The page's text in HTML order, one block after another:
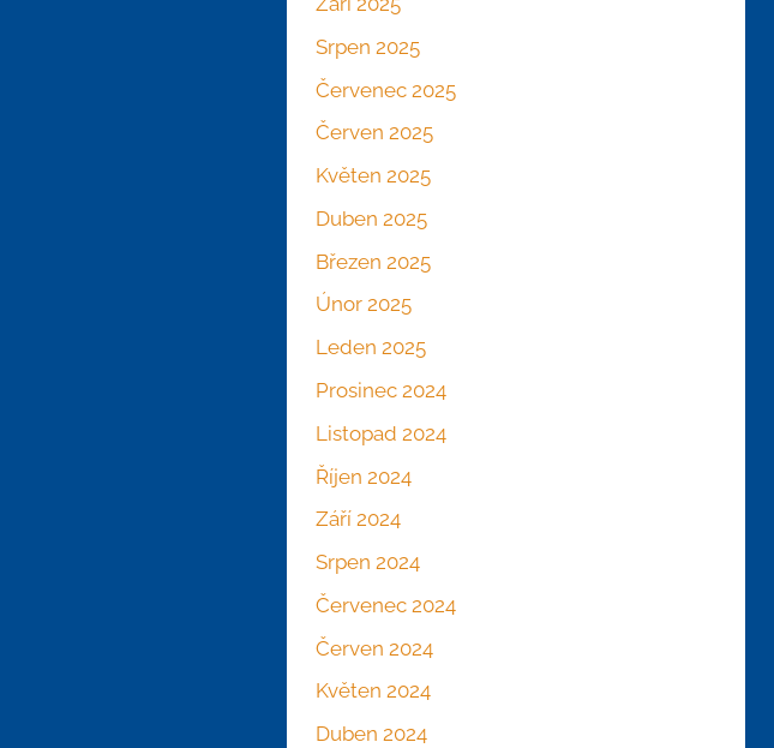
Srpen 2025
Červenec 2025
Červen 2025
Květen 2025
Duben 2025
Březen 2025
Únor 2025
Leden 2025
Prosinec 2024
Listopad 2024
Říjen 2024
Září 2024
Srpen 2024
Červenec 2024
Červen 2024
Květen 2024
Duben 2024